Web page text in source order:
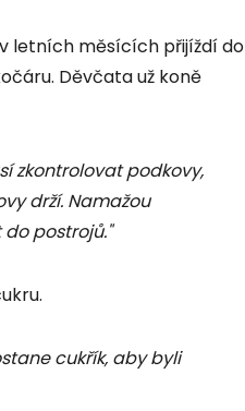
letních měsících přijíždí do
Děvčata už koně
zkontrolovat podkovy,
drží. Namažou
postrojů."
cukřík, aby byli